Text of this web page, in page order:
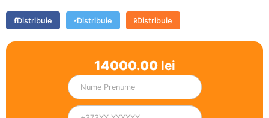
Distribuie Distribuie Distribuie
14000.00lei